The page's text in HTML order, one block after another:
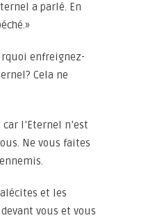
a parlé. En
enfreignez-
Cela ne
l’Eternel n’est
Ne vous faites
et les
vous et vous